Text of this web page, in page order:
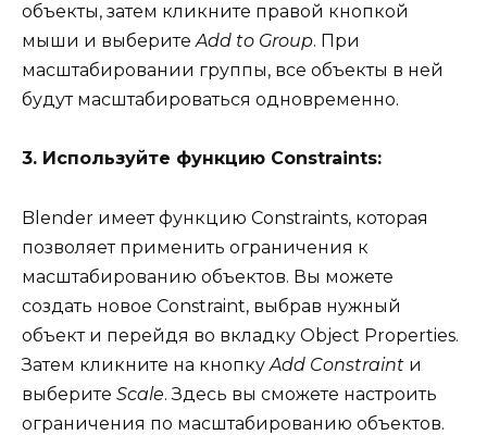
объекты, затем кликните правой кнопкой
мыши и выберитеAdd to Group. При
масштабировании группы, все объекты в ней
будут масштабироваться одновременно.
3. Используйте функцию Constraints:
Blender имеет функцию Constraints, которая
позволяет применить ограничения к
масштабированию объектов. Вы можете
создать новое Constraint, выбрав нужный
объект и перейдя во вкладку Object Properties.
Затем кликните на кнопку Add Constraint и
выберите Scale. Здесь вы сможете настроить
ограничения по масштабированию объектов.